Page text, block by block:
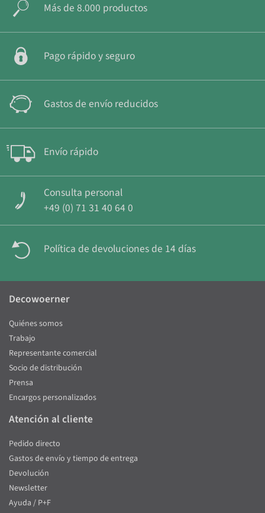
Más de 8.000 productos
Pago rápido y seguro
Gastos de envío reducidos
Envío rápido
Consulta personal
+49 (0) 71 31 40 64 0
Política de devoluciones de 14 días
Decowoerner
Quiénes somos
Trabajo
Representante comercial
Socio de distribución
Prensa
Encargos personalizados
Atención al cliente
Pedido directo
Gastos de envío y tiempo de entrega
Devolución
Newsletter
Ayuda / P+F